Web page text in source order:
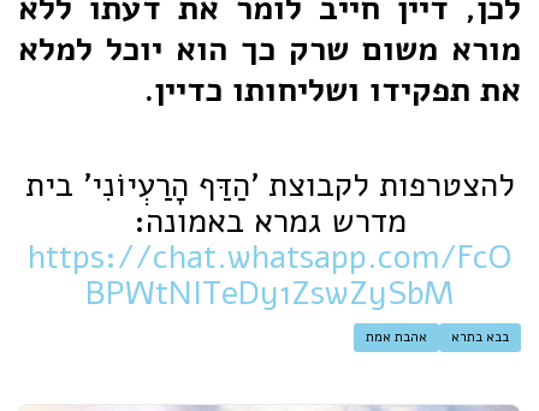
מורא משום שרק כך הוא יוכל למלא
את תפקידו ושליחותו כדיין.
להצטרפות לקבוצת 'הַדַּף הָרַעְיוֹנִי' בית
מדרש גמרא באמונה:
https://chat.whatsapp.com/FcO
BPWtNITeDy1ZswZySbM
בבא בתרא אהבת אמת